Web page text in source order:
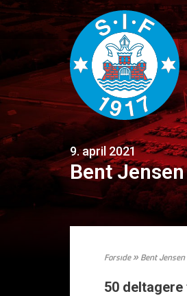
9. april 2021
Bent
Forside» Bent
50 deltagere